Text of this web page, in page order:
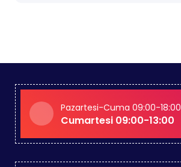
Pazartesi-Cuma 09:00-18:00
Cumartesi 09:00-13:00